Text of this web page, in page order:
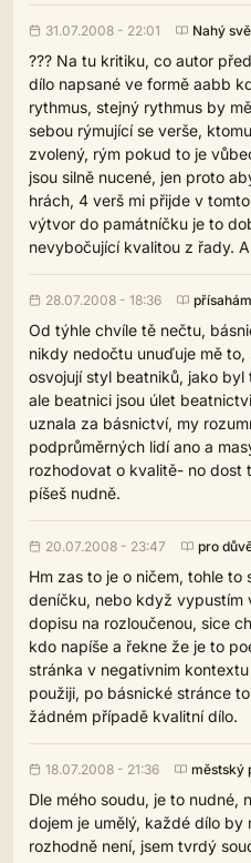
31.07.2008 - 22:01 Nahý
??? Na tu kritiku, co autor
dílo napsané ve formě aabb
rythmus, stejný rythmus by
sebou rýmující se verše,
zvolený, rým pokud to je
jsou silně nucené, jen proto
hrách, 4 verš mi přijde v
výtvor do památníčku je to
nevybočující kvalitou z řady.
28.07.2008 - 18:36
Od týhle chvíle tě nečtu,
nikdy nedočtu unuďuje mě
osvojují styl beatniků, jako byl
ale beatnici jsou úlet
uznala za básnictví, my
podprůměrných lidí ano a
rozhodovat o kvalitě- no dost
píšeš nudně.
20.07.2008 - 23:47 pro
Hm zas to je o ničem, tohle
deníčku, nebo když vypustím
dopisu na rozloučenou, sice
kdo napíše a řekne že je to
stránka v negativnim
použiji, po básnické stránce
žádném případě kvalitní dílo.
18.07.2008 - 21:36 městský
Dle mého soudu, je to nudné,
dojem je umělý, každé dílo
rozhodně není, jsem tvrdý